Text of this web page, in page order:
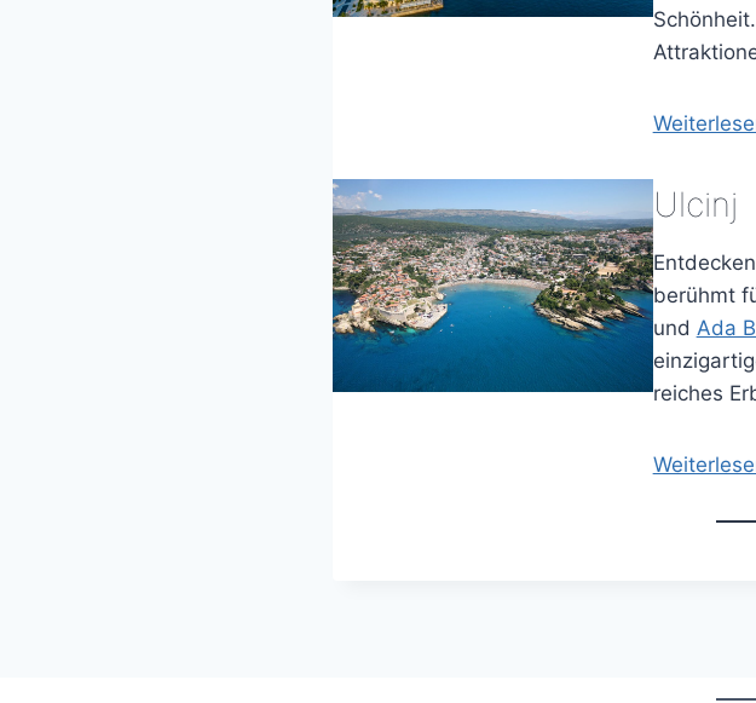
Ulcinj
berühmt
und Ada
reiches